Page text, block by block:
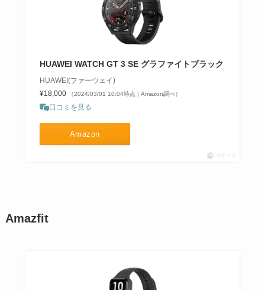
HUAWEI WATCH GT 3 SE グラファイトブラック
HUAWEI(ファーウェイ)
¥18,000
（2024/03/01 10:04時点 | Amazon調べ）
口コミを見る
Amazon
ポチップ
Amazfit